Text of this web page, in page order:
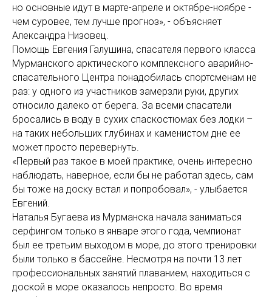
но основные идут в марте-апреле и октябре-ноябре -
чем суровее, тем лучше прогноз», - объясняет
Александра Низовец.
Помощь Евгения Галушина, спасателя первого класса
Мурманского арктического комплексного аварийно-
спасательного Центра понадобилась спортсменам не
раз: у одного из участников замерзли руки, других
относило далеко от берега. За всеми спасатели
бросались в воду в сухих спаскостюмах без лодки –
на таких небольших глубинах и каменистом дне ее
может просто перевернуть.
«Первый раз такое в моей практике, очень интересно
наблюдать, наверное, если бы не работал здесь, сам
бы тоже на доску встал и попробовал», - улыбается
Евгений.
Наталья Бугаева из Мурманска начала заниматься
серфингом только в январе этого года, чемпионат
был ее третьим выходом в море, до этого тренировки
были только в бассейне. Несмотря на почти 13 лет
профессиональных занятий плаванием, находиться с
доской в море оказалось непросто. Во время